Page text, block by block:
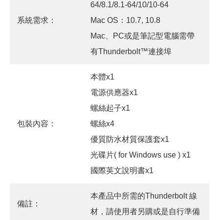
系統需求：
64/8.1/8.1-64/10/10-64
Mac OS：10.7, 10.8
Mac、PC或是筆記型電腦需帶
有Thunderbolt™連接埠
包裝內容：
本體x1
電源供應器x1
螺絲起子x1
螺絲x4
優質防水材質保護套x1
光碟片( for Windows use ) x1
國際英文說明書x1
備註：
本產品中所需的Thunderbolt 線
材，請使用者另購或是自行準備